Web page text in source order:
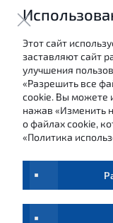
Настоящие
АНО
быть
посредством
массовой
авторов.
Обработка
МЭЦ,
Этот сайт
заставляют сайт
улучшения
«Разрешить все
cookie. Вы можете
нажав «Изменить
о файлах cookie,
«Политика